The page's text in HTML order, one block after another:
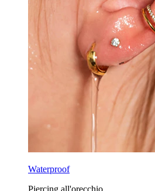
Waterproof
Piercing all'orecchio